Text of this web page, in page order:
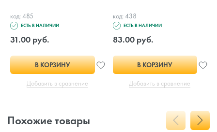
код: 485
ЕСТЬ В НАЛИЧИИ
31.00 руб.
В КОРЗИНУ
Добавить в сравнение
код: 438
ЕСТЬ В НАЛИЧИИ
83.00 руб.
В КОРЗИНУ
Добавить в сравнение
Похожие товары